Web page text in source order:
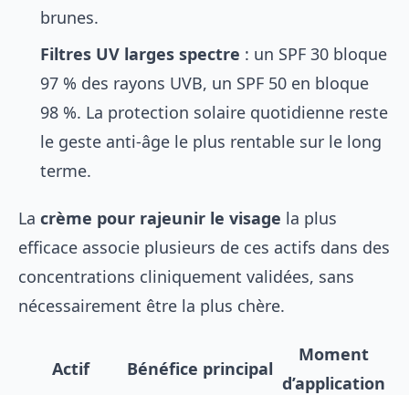
brunes.
Filtres UV larges spectre : un SPF 30 bloque
97 % des rayons UVB, un SPF 50 en bloque
98 %. La protection solaire quotidienne reste
le geste anti-âge le plus rentable sur le long
terme.
La crème pour rajeunir le visage la plus
efficace associe plusieurs de ces actifs dans des
concentrations cliniquement validées, sans
nécessairement être la plus chère.
Actif Bénéfice principal
Moment
d’application